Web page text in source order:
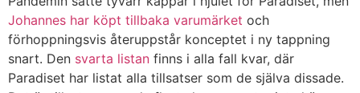
Johannes har köpt tillbaka varumärket och
förhoppningsvis återuppstår konceptet i ny tappning
snart. Den svarta listan finns i alla fall kvar, där
Paradiset har listat alla tillsatser som de själva dissade.